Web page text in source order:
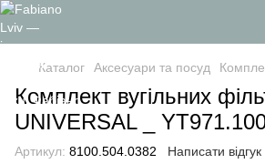
Каталог Аксесуари та посуд
Комплект вугільних
UNIVERSAL _
Артикул: 8100.504.0382 Написати відгук